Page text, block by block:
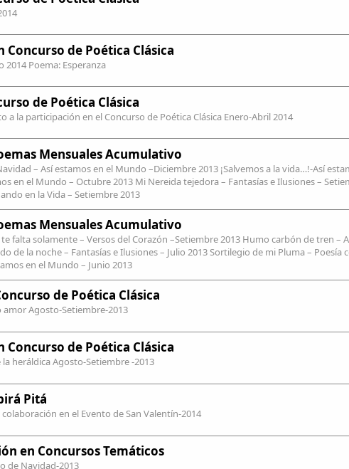
Concurso de Poética Clásica
2014 Poema: Esperanza
de Poética Clásica
a la participación en el Concurso de Poética Clásica Enero-Abril 2014
Mensuales Acumulativo
– Así estamos en el Mundo –Diciembre 2013 ¡Salvemos a la vida…!-Así
en el Mundo – Octubre 2013 Mi Nereida tejedora – Fantasías e Ilusiones –
en la Vida – Setiembre 2013
Mensuales Acumulativo
falta solamente – Versos del Corazón –Setiembre 2013 Humo carbón de tren –
de la noche – Fantasías e Ilusiones – Julio 2013 Sortilegio de mi Pluma – Poesía
en el Mundo – Junio 2013
de Poética Clásica
amor Agosto-Setiembre-2013
Concurso de Poética Clásica
la heráldica Agosto-Setiembre -2013
Pitá
colaboración en el Evento de San Valentín-2014
en Concursos Temáticos
de Navidad-2013